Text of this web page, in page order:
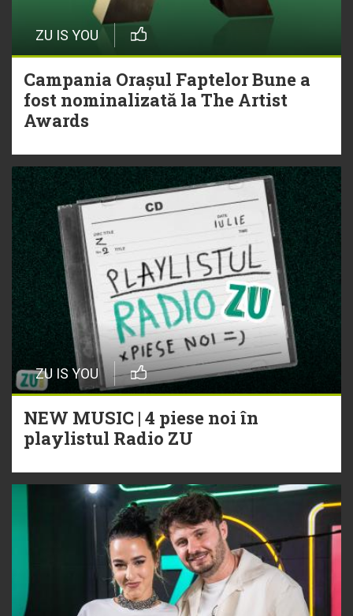
ZU IS YOU
Campania Orașul Faptelor Bune a
fost nominalizată la The Artist
Awards
ZU IS YOU
NEW MUSIC | 4 piese noi în
playlistul Radio ZU